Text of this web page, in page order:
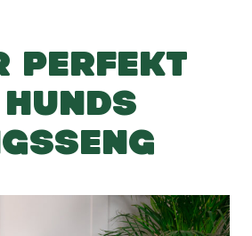
PERFEKT